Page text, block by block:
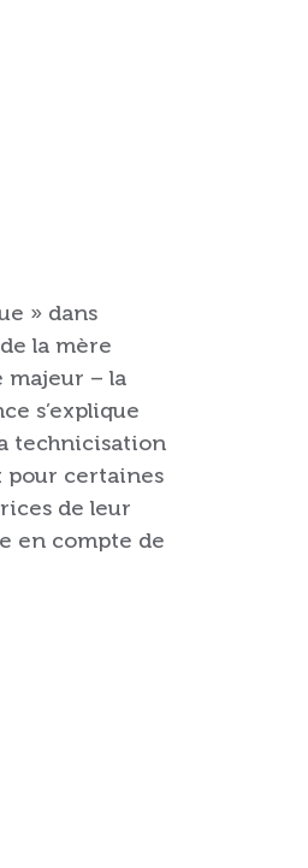
» dans
la mère
majeur – la
s’explique
technicisation
pour certaines
de leur
en compte de